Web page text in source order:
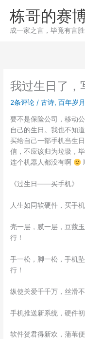
栋哥的赛
成一家之言，毕竟有言胜
我过生日了，
2条评论 /古诗,百年岁
要不是保险公司，移动
自己的生日。我也不知
买给自己一部手机当生
信，不应该归为垃圾，
连个机器人都没有啊
《过生日——买手机》
人生如同软硬件，买手机
壳一层，膜一层，豆蔻
行！
手一松，脚一松，手机
行！
纵使关爱千千万，丝滑不
手机推送新系统，硬件初
软件贺君得新欢，蒲苇便